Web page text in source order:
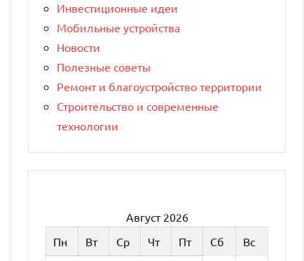
Инвестиционные идеи
Мобильные устройства
Новости
Полезные советы
Ремонт и благоустройство территории
Строительство и современные
технологии
Август 2026
Пн
Вт Ср Чт Пт Сб Вс